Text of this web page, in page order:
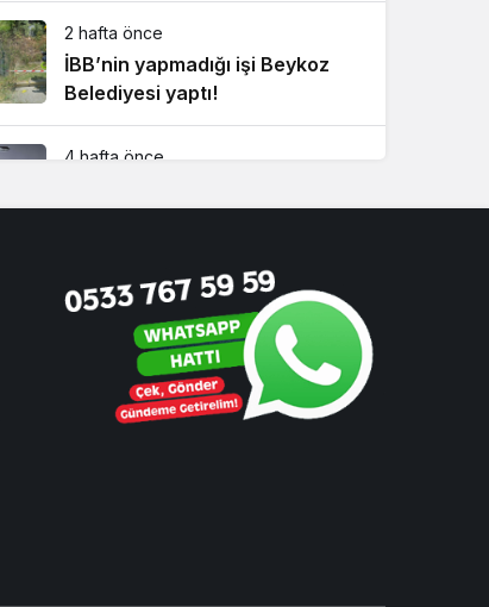
2 hafta önce
İBB’nin yapmadığı işi Beykoz
Belediyesi yaptı!
4 hafta önce
2 hafta önce
Sezon öncesi futbolda spor
güvenliği Beykoz’da ele alındı